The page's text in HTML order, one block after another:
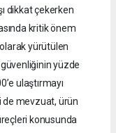
dikkat çekerken
kritik önem
olarak yürütülen
yüzde
ulaştırmayı
de mevzuat, ürün
konusunda